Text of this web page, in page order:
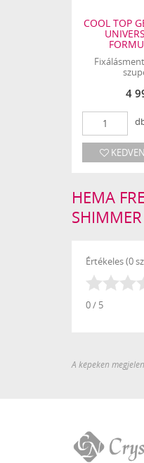
COOL TOP
4
HEMA
Értékeles (0
0 / 5
A képeken